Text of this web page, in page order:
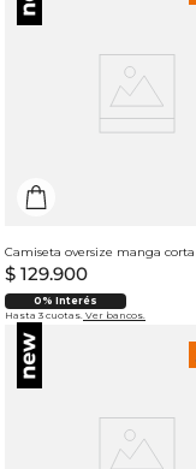
$ 129.900
0% Interés
Hasta 3 cuotas. Ver bancos.